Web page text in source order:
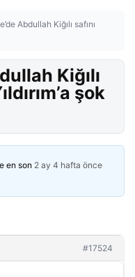
Abdullah Kiğılı safını
Kiğılı
şok
en son 2 ay 4 hafta önce
#17524